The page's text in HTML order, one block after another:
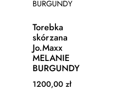
Torebka
skórzana
Jo.Maxx
MELANIE
BURGUNDY
1200,00zł